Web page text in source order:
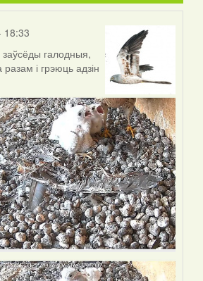
18:33
галодныя,
і грэюць адзін